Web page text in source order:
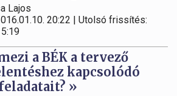
Lajos
20:22 | Utolsó frissítés:
a BÉK a tervező
kapcsolódó
»